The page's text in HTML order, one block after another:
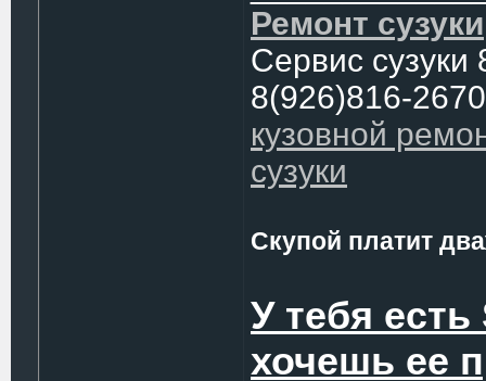
Ремонт сузуки
Сервис сузуки
8(926)816-2670
кузовной
сузуки
Скупой платит
У тебя
хочешь ее